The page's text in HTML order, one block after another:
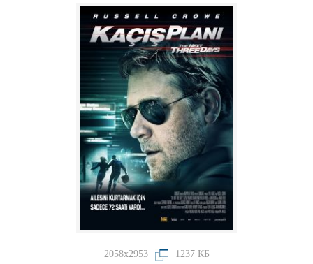
2058x2953 1237 КБ